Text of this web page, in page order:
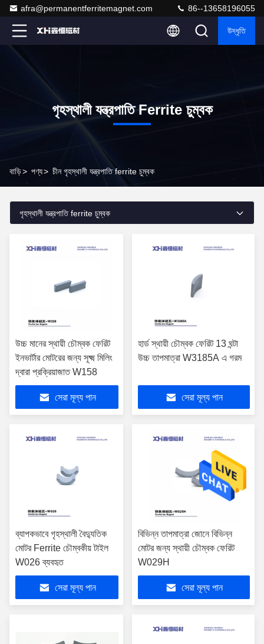
afra@permanentferritemagnet.com 86--13658196055
উদ্ধৃতি
গৃহস্থালী যন্ত্রপাতি Ferrite চুম্বক
বাড়ি> পণ্য> চীন গৃহস্থালী যন্ত্রপাতি ferrite চুম্বক
গৃহস্থালী যন্ত্রপাতি ferrite চুম্বক
উচ্চ মানের স্থায়ী চৌম্বক ফেরিট
ইনভার্টার মোটরের জন্য সূক্ষ্ম মিলিং
দ্বারা প্রক্রিয়াজাত W158
সেরা মূল্য পান
হার্ড স্থায়ী চৌম্বক ফেরিট 13 ঘন্টা
উচ্চ তাপমাত্রা W3185A এ গরম
সেরা মূল্য পান
ব্যাপকভাবে গৃহস্থালী বৈদ্যুতিক
মোটর Ferrite চৌম্বকীয় টাইল
W026 ব্যবহৃত
সেরা মূল্য পান
বিভিন্ন তাপমাত্রা জোনে বিভিন্ন
মোটর জন্য স্থায়ী চৌম্বক ফেরিট
W029H
সেরা মূল্য পান